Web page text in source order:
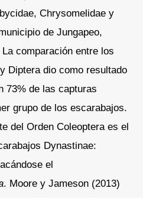
Chrysomelidae y
de Jungapeo,
comparación entre los
Diptera dio como resultado
73% de las capturas
grupo de los escarabajos.
del Orden Coleoptera es el
Dynastinae:
el
. Moore y Jameson (2013)